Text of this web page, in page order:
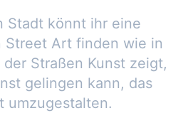
Stadt könnt ihr eine
Street Art finden wie in
Straßen Kunst zeigt,
gelingen kann, das
umzugestalten.